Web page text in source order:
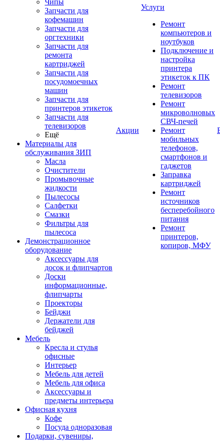
Чипы
Запчасти для
кофемашин
Запчасти для
оргтехники
Запчасти для
ремонта
картриджей
Запчасти для
посудомоечных
машин
Запчасти для
принтеров этикеток
Запчасти для
телевизоров
Ещё
Материалы для
обслуживания ЗИП
Масла
Очистители
Промывочные
жидкости
Пылесосы
Салфетки
Смазки
Фильтры для
пылесоса
Демонстрационное
оборудование
Аксессуары для
досок и флипчартов
Доски
информационные,
флипчарты
Проекторы
Бейджи
Держатели для
бейджей
Мебель
Кресла и стулья
офисные
Интерьер
Мебель для детей
Мебель для офиса
Аксессуары и
предметы интерьера
Офисная кухня
Кофе
Посуда одноразовая
Подарки, сувениры,
Акции
Услуги
Ремонт
компьютеров и
ноутбуков
Подключение и
настройка
принтера
этикеток к ПК
Ремонт
телевизоров
Ремонт
микроволновых
СВЧ-печей
Ремонт
мобильных
телефонов,
смартфонов и
гаджетов
Заправка
картриджей
Ремонт
источников
бесперебойного
питания
Ремонт
принтеров,
копиров, МФУ